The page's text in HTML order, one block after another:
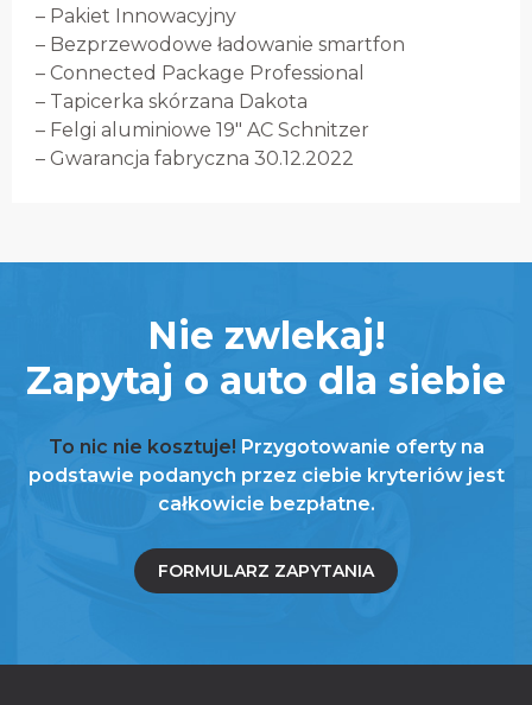
– Pakiet Innowacyjny
– Bezprzewodowe ładowanie smartfon
– Connected Package Professional
– Tapicerka skórzana Dakota
– Felgi aluminiowe 19″ AC Schnitzer
– Gwarancja fabryczna 30.12.2022
Nie zwlekaj!
Zapytaj o auto dla siebie
To nic nie kosztuje! Przygotowanie oferty na
podstawie podanych przez ciebie kryteriów jest
całkowicie bezpłatne.
FORMULARZ ZAPYTANIA